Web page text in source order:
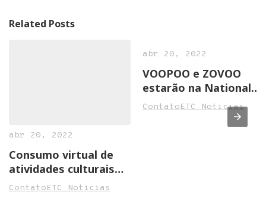
Related Posts
abr 20, 2022
Consumo virtual de
atividades culturais
cresce na pandemia
ContatoETC Noticias
abr 20, 2022
VOOPOO e ZOVOO
estarão na National
Convenience Show
2022 em Birmingham
ContatoETC Noticias